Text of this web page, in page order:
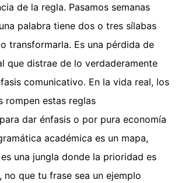
de la regla. Pasamos semanas
palabra tiene dos o tres sílabas
transformarla. Es una pérdida de
que distrae de lo verdaderamente
comunicativo. En la vida real, los
rompen estas reglas
dar énfasis o por pura economía
académica es un mapa,
una jungla donde la prioridad es
no que tu frase sea un ejemplo